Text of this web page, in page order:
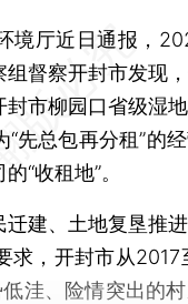
境厅近日通报，
督察开封市发现
市柳园口省级湿
“先总包再分租”的
“收租地”。
建、土地复垦推
求，开封市从2017
洼、险情突出的